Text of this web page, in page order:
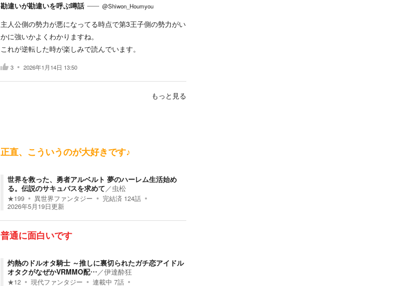
勘違いが勘違いを呼ぶ噂話
@Shiwon_Houmyou
主人公側の勢力が悪になってる時点で第3王子側の勢力がい
かに強いかよくわかりますね。
これが逆転した時が楽しみで読んでいます。
3 2026年1月14日 13:50
もっと見る
正直、こういうのが大好きです♪
世界を救った、勇者アルベルト 夢のハーレム生活始め
る。伝説のサキュバスを求めて／虫松
★199 異世界ファンタジー 完結済 124話
2026年5月19日更新
普通に面白いです
灼熱のドルオタ騎士 ～推しに裏切られたガチ恋アイドル
オタクがなぜかVRMMO配…／伊達酔狂
★12 現代ファンタジー 連載中 7話